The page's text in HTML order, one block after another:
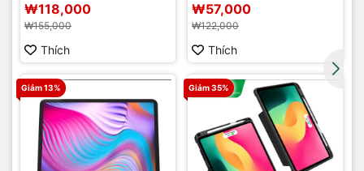
₩118,000
₩155,000
Thích
₩57,000
₩122,000
Thích
Giảm 13% Giảm 35%